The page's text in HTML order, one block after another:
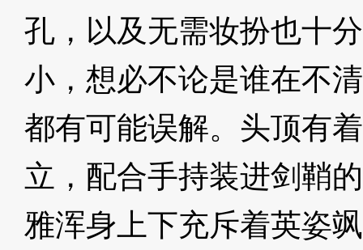
孔，以及无需妆扮也十
小，想必不论是谁在不
都有可能误解。头顶有
立，配合手持装进剑鞘
雅浑身上下充斥着英姿